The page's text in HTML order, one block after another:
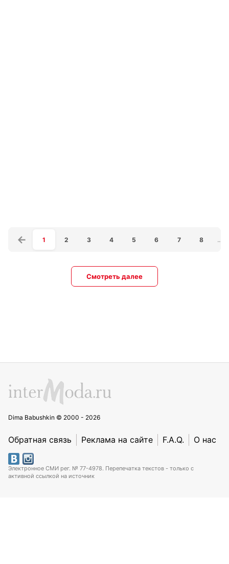
1 2 3 4 5 6 7 8 …
Смотреть далее
Dima Babushkin © 2000 - 2026
Обратная связь Реклама на сайте F.A.Q. О нас
Электронное СМИ рег. № 77-4978. Перепечатка текстов - только с
активной ссылкой на источник